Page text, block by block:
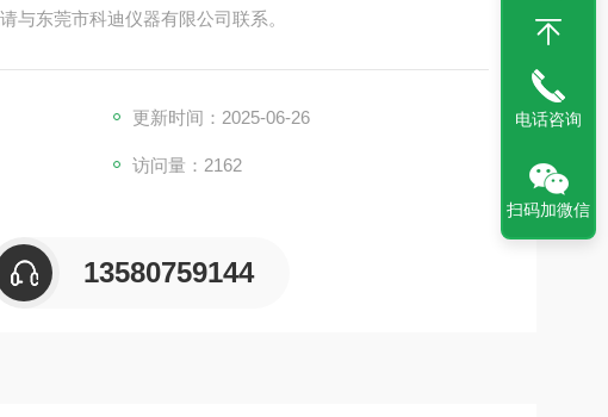
与东莞市科迪仪器有限公司联系。
更新时间：2025-06-26
访问量：2162
13580759144
电话咨询
扫码加微信